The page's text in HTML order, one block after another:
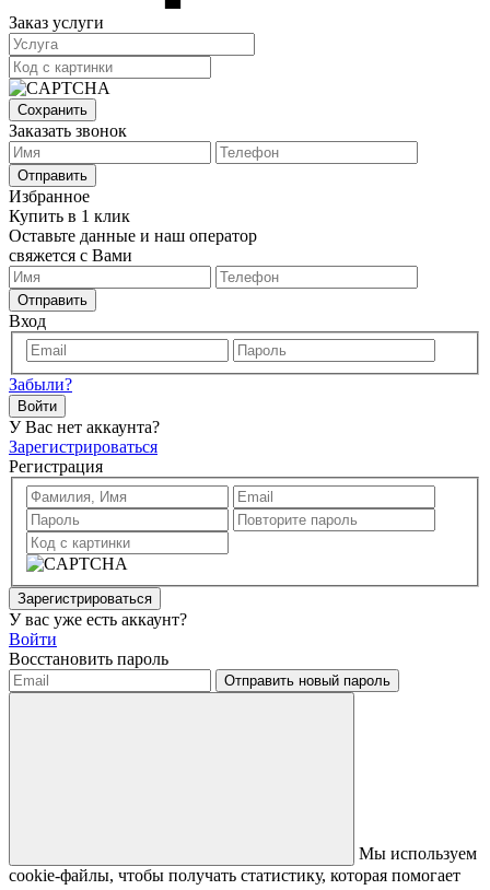
Заказ услуги
Сохранить
Заказать звонок
Отправить
Избранное
Купить в 1 клик
Оставьте данные и наш оператор
свяжется с Вами
Отправить
Вход
Забыли?
Войти
У Вас нет аккаунта?
Зарегистрироваться
Регистрация
Зарегистрироваться
У вас уже есть аккаунт?
Войти
Восстановить пароль
Отправить новый пароль
Мы используем
cookie-файлы, чтобы получать статистику, которая помогает